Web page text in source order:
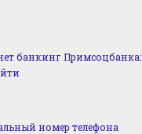
банкинг Примсоцбанка:
номер телефона